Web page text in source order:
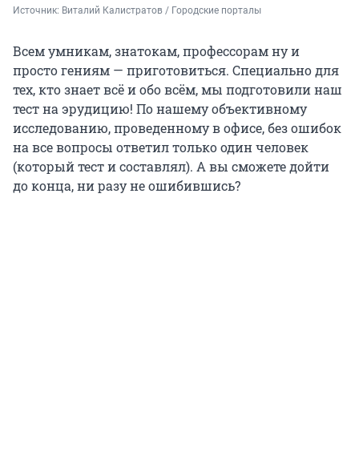
Источник: Виталий Калистратов / Городские порталы
Всем умникам, знатокам, профессорам ну и
просто гениям — приготовиться. Специально для
тех, кто знает всё и обо всём, мы подготовили наш
тест на эрудицию! По нашему объективному
исследованию, проведенному в офисе, без ошибок
на все вопросы ответил только один человек
(который тест и составлял). А вы сможете дойти
до конца, ни разу не ошибившись?